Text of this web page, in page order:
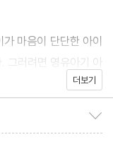
마음이 단단한 아이
그러려면 영유아기 아
되는 능력, 학습을 대
기이기 때문이다. 그
더보기